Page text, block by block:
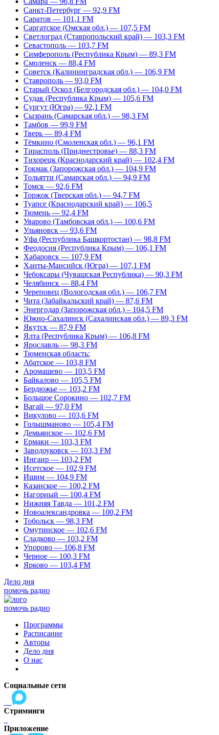
Санкт-Петербург — 92,9 FM
Саратов — 101,1 FM
Саргатское (Омская обл.) — 107,5 FM
Светлоград (Ставропольский край) — 103,3 FM
Севастополь — 103,7 FM
Симферополь (Республика Крым) — 89,3 FM
Смоленск — 88,4 FM
Советск (Калининградская обл.) — 106,9 FM
Ставрополь — 93,0 FM
Старый Оскол (Белгородская обл.) — 104,0 FM
Судак (Республика Крым) — 105,6 FM
Сургут (Югра) — 92,1 FM
Сызрань (Самарская обл.) — 98,3 FM
Тамбов — 99,9 FM
Тверь — 89,4 FM
Тёмкино (Смоленская обл.) — 96,1 FM
Тирасполь (Приднестровье) — 88,3 FM
Тихорецк (Краснодарский край) — 102,4 FM
Токмак (Запорожская обл.) — 104,9 FM
Тольятти (Самарская обл.) — 94,9 FM
Томск — 92,6 FM
Торжок (Тверская обл.) — 94,7 FM
Туапсе (Краснодарский край) — 106,5
Тюмень — 92,4 FM
Уварово (Тамбовская обл.) — 100,6 FM
Ульяновск — 93,6 FM
Уфа (Республика Башкортостан) — 98,8 FM
Феодосия (Республика Крым) — 106,1 FM
Хабаровск — 107,9 FM
Ханты-Мансийск (Югра) — 107,1 FM
Чебоксары (Чувашская Республика) — 90,3 FM
Челябинск — 88,4 FM
Череповец (Вологодская обл.) — 106,7 FM
Чита (Забайкальский край) — 87,6 FM
Энергодар (Запорожская обл.) – 104,5 FM
Южно-Сахалинск (Сахалинская обл.) — 89,3 FM
Якутск — 87,9 FM
Ялта (Республика Крым) — 106,8 FM
Ярославль — 98,3 FM
Тюменская область:
Абатское — 103,8 FM
Аромашево — 103,5 FM
Байкалово — 105,5 FM
Бердюжье — 103,2 FM
Большое Сорокино — 102,7 FM
Вагай — 97,0 FM
Викулово — 103,6 FM
Голышманово — 105,4 FM
Демьянское — 102,6 FM
Ермаки — 103,3 FM
Заводоуковск — 103,3 FM
Ингаир — 103,2 FM
Исетское — 102,9 FM
Ишим — 104,9 FM
Казанское — 100,2 FM
Нагорный — 100,4 FM
Нижняя Тавда — 101,2 FM
Новоалександровка — 100,2 FM
Тобольск — 98,3 FM
Омутинское — 102,6 FM
Сладково — 103,2 FM
Упорово — 106,8 FM
Черное — 100,3 FM
Ярково — 103,4 FM
Дело дня
помочь радио
помочь радио
Программы
Расписание
Авторы
Дело дня
О нас
Социальные сети
Стриминги
Приложение